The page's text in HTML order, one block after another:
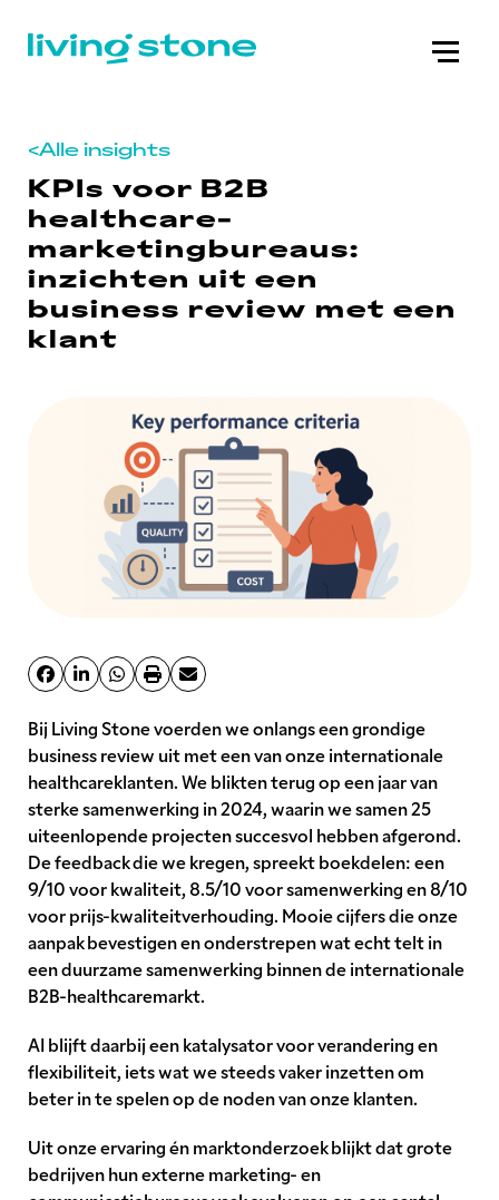
<Alle insights
KPIs voor B2B
healthcare-
marketingbureaus:
inzichten uit een
business review met een
klant
Bij Living Stone voerden we onlangs een grondige
business review uit met een van onze internationale
healthcareklanten. We blikten terug op een jaar van
sterke samenwerking in 2024, waarin we samen 25
uiteenlopende projecten succesvol hebben afgerond.
De feedback die we kregen, spreekt boekdelen: een
9/10 voor kwaliteit, 8.5/10 voor samenwerking en 8/10
voor prijs-kwaliteitverhouding. Mooie cijfers die onze
aanpak bevestigen en onderstrepen wat echt telt in
een duurzame samenwerking binnen de internationale
B2B-healthcaremarkt.
AI blijft daarbij een katalysator voor verandering en
flexibiliteit, iets wat we steeds vaker inzetten om
beter in te spelen op de noden van onze klanten.
Uit onze ervaring én marktonderzoek blijkt dat grote
bedrijven hun externe marketing- en